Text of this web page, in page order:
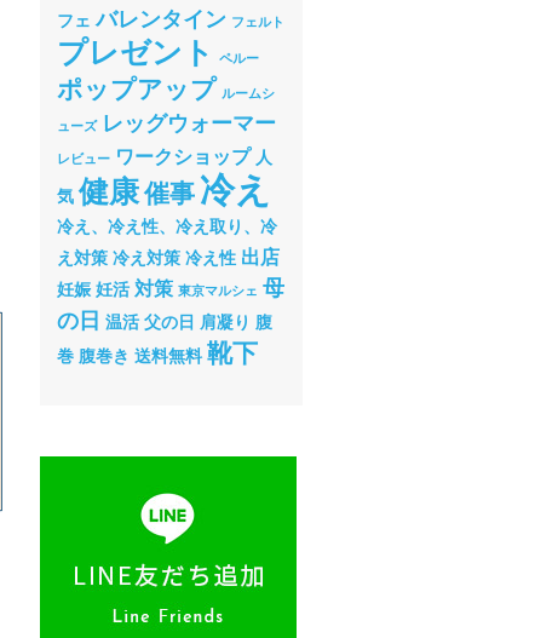
フェ バレンタイン フェルト
プレゼント ペルー
ポップアップ ルームシ
ューズ レッグウォーマー
レビュー ワークショップ 人
気 健康催事 冷え
冷え、冷え性、冷え取り、冷
え対策 冷え対策 冷え性 出店
妊娠 妊活 対策 東京マルシェ 母
の日 温活 父の日 肩凝り 腹
巻 腹巻き 送料無料 靴下